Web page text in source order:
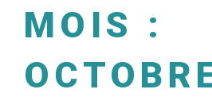
MOIS :